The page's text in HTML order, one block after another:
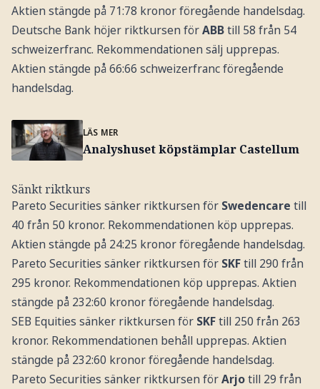
Aktien stängde på 71:78 kronor föregående handelsdag.
Deutsche Bank höjer riktkursen förABBtill 58 från 54
schweizerfranc. Rekommendationen sälj upprepas.
Aktien stängde på 66:66 schweizerfranc föregående
handelsdag.
LÄS MER
Analyshuset köpstämplar Castellum
Sänkt riktkurs
Pareto Securities sänker riktkursen för Swedencare till
40 från 50 kronor. Rekommendationen köp upprepas.
Aktien stängde på 24:25 kronor föregående handelsdag.
Pareto Securities sänker riktkursen för SKFtill 290 från
295 kronor. Rekommendationen köp upprepas. Aktien
stängde på 232:60 kronor föregående handelsdag.
SEB Equities sänker riktkursen för SKFtill 250 från 263
kronor. Rekommendationen behåll upprepas. Aktien
stängde på 232:60 kronor föregående handelsdag.
Pareto Securities sänker riktkursen förArjotill 29 från